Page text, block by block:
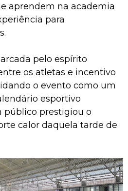
aprendem na academia
para
pelo espírito
os atletas e incentivo
o evento como um
esportivo
público prestigiou o
calor daquela tarde de